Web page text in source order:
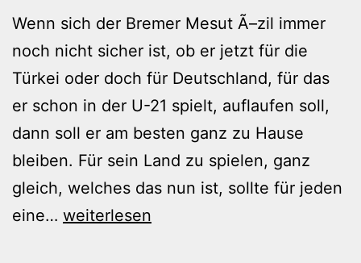
Wenn sich der Bremer Mesut Ã–zil immer
noch nicht sicher ist, ob er jetzt für die
Türkei oder doch für Deutschland, für das
er schon in der U-21 spielt, auflaufen soll,
dann soll er am besten ganz zu Hause
bleiben. Für sein Land zu spielen, ganz
gleich, welches das nun ist, sollte für jeden
eine… Welche
weiterlesen